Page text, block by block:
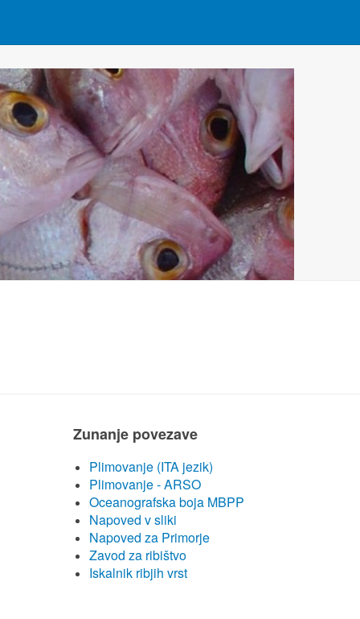
Zunanje povezave
Plimovanje (ITA jezik)
Plimovanje - ARSO
Oceanografska boja MBPP
Napoved v sliki
Napoved za Primorje
Zavod za ribištvo
Iskalnik ribjih vrst